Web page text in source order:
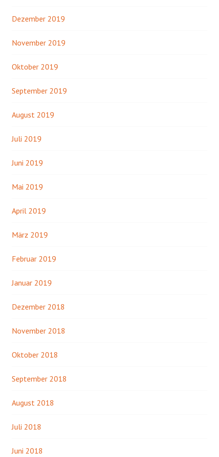
Dezember 2019
November 2019
Oktober 2019
September 2019
August 2019
Juli 2019
Juni 2019
Mai 2019
April 2019
März 2019
Februar 2019
Januar 2019
Dezember 2018
November 2018
Oktober 2018
September 2018
August 2018
Juli 2018
Juni 2018